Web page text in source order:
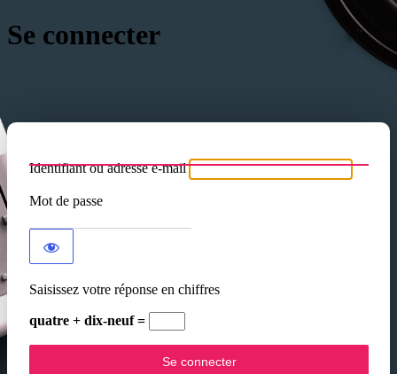
Se connecter
Identifiant ou adresse e-mail
Mot de passe
Saisissez votre réponse en chiffres
quatre + dix-neuf =